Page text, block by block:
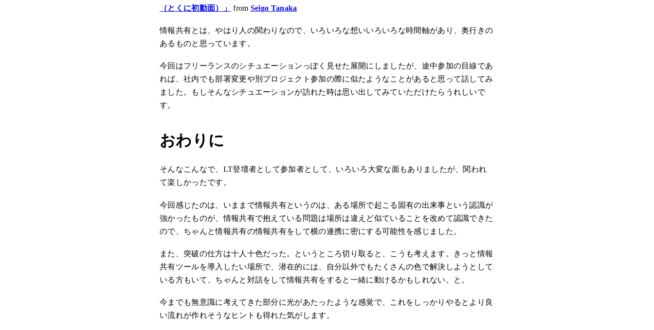
（とくに初動面）」
from Seigo Tanaka
情報共有とは、やはり人の関わりなので、いろいろな想いいろいろな時間軸があり、奥行きの
あるものと思っています。
今回はフリーランスのシチュエーションっぽく見せた展開にしましたが、途中参加の目線であ
れば、社内でも部署変更や別プロジェクト参加の際に似たようなことがあると思って話してみ
ました。もしそんなシチュエーションが訪れた時は思い出してみていただけたらうれしいで
す。
おわりに
そんなこんなで、LT登壇者として参加者として、いろいろ大変な面もありましたが、関われ
て楽しかったです。
今回感じたのは、いままで情報共有というのは、ある場所で起こる固有の出来事という認識が
強かったものが、情報共有で抱えている問題は場所は違えど似ていることを改めて認識できた
ので、ちゃんと情報共有の情報共有をして横の連携に密にする可能性を感じました。
また、突破の仕方は十人十色だった。というところ切り取ると、こうも考えます。きっと情報
共有ツールを導入したい場所で、潜在的には、自分以外でもたくさんの色で解決しようとして
いる方もいて、ちゃんと対話をして情報共有をすると一緒に動けるかもしれない。と。
今までも無意識に考えてきた部分に光があたったような感覚で、これをしっかりやるとより良
い流れが作れそうなヒントも得れた気がします。